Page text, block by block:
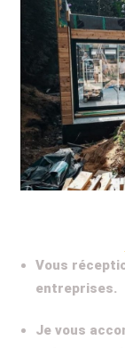
Vous
entreprises.
Je vous